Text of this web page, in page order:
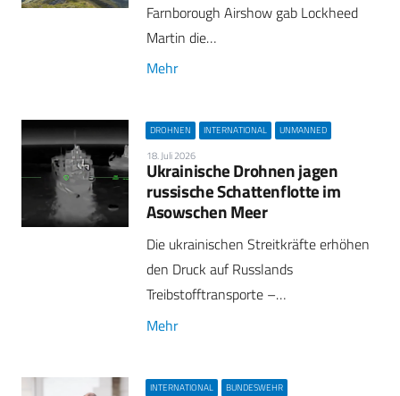
Farnborough Airshow gab Lockheed
Martin die…
Mehr
DROHNEN INTERNATIONAL UNMANNED
18. Juli 2026
Ukrainische Drohnen jagen
russische Schattenflotte im
Asowschen Meer
Die ukrainischen Streitkräfte erhöhen
den Druck auf Russlands
Treibstofftransporte –…
Mehr
INTERNATIONAL
BUNDESWEHR